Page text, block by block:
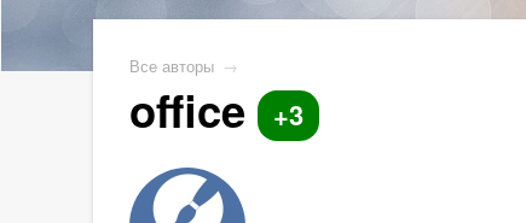
Все авторы →
office +3